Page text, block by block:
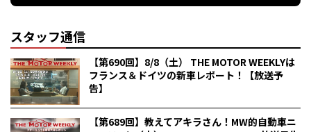
スタッフ通信
【第690回】8/8（土） THE MOTOR WEEKLYは
フランス＆ドイツの新車レポート！【放送予
告】
【第689回】教えてアキラさん！MW的自動車ニ